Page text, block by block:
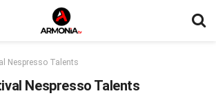
Nespresso Talents
Nespresso Talents